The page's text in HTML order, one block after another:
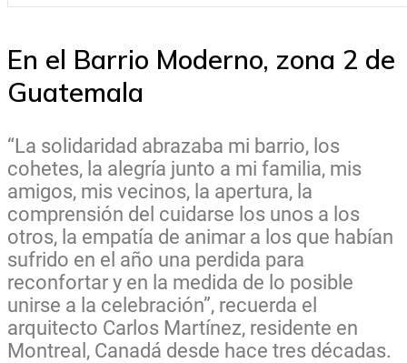
En el Barrio Moderno, zona 2 de
Guatemala
“La solidaridad abrazaba mi barrio, los
cohetes, la alegría junto a mi familia, mis
amigos, mis vecinos, la apertura, la
comprensión del cuidarse los unos a los
otros, la empatía de animar a los que habían
sufrido en el año una perdida para
reconfortar y en la medida de lo posible
unirse a la celebración”, recuerda el
arquitecto Carlos Martínez, residente en
Montreal, Canadá desde hace tres décadas.